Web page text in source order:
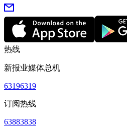
热线
新报业媒体总机
63196319
订阅热线
63883838